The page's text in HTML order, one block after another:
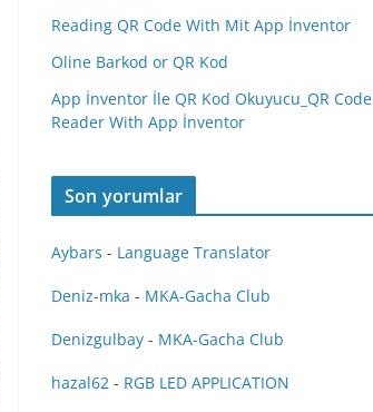
Reading QR Code With Mit App İnventor
Oline Barkod or QR Kod
App İnventor İle QR Kod Okuyucu_QR Code
Reader With App İnventor
Son yorumlar
Aybars - Language Translator
Deniz-mka - MKA-Gacha Club
Denizgulbay - MKA-Gacha Club
hazal62 - RGB LED APPLICATION